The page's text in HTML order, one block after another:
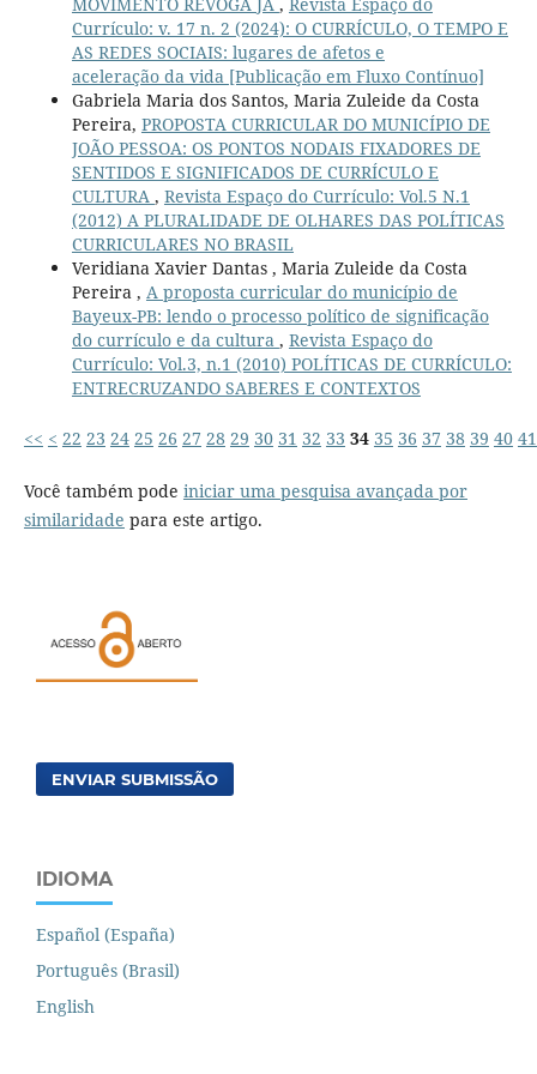
MOVIMENTO REVOGA JÁ , Revista Espaço do
Currículo: v. 17 n. 2 (2024): O CURRÍCULO, O TEMPO E
AS REDES SOCIAIS: lugares de afetos e
aceleração da vida [Publicação em Fluxo Contínuo]
Gabriela Maria dos Santos, Maria Zuleide da Costa
Pereira, PROPOSTA CURRICULAR DO MUNICÍPIO DE
JOÃO PESSOA: OS PONTOS NODAIS FIXADORES DE
SENTIDOS E SIGNIFICADOS DE CURRÍCULO E
CULTURA , Revista Espaço do Currículo: Vol.5 N.1
(2012) A PLURALIDADE DE OLHARES DAS POLÍTICAS
CURRICULARES NO BRASIL
Veridiana Xavier Dantas , Maria Zuleide da Costa
Pereira , A proposta curricular do município de
Bayeux-PB: lendo o processo político de significação
do currículo e da cultura , Revista Espaço do
Currículo: Vol.3, n.1 (2010) POLÍTICAS DE CURRÍCULO:
ENTRECRUZANDO SABERES E CONTEXTOS
<< < 22 23 24 25 26 27 28 29 30 31 32 33 34 35 36 37 38 39 40 41
Você também pode iniciar uma pesquisa avançada por
similaridade para este artigo.
ENVIAR SUBMISSÃO
IDIOMA
Español (España)
Português (Brasil)
English